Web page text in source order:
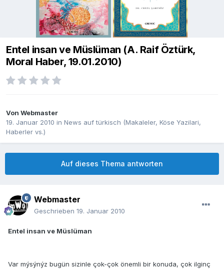
Entel insan ve Müslüman (A. Raif Öztürk,
Moral Haber, 19.01.2010)
Von Webmaster
19. Januar 2010 in News auf türkisch (Makaleler, Köse Yazilari,
Haberler vs.)
Auf dieses Thema antworten
Webmaster
Geschrieben 19. Januar 2010
Entel insan ve Müslüman
Var mýsýnýz bugün sizinle çok-çok önemli bir konuda, çok ilginç